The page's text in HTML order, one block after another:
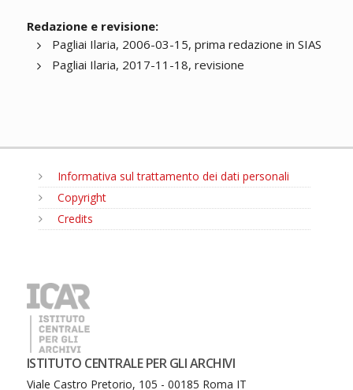
Redazione e revisione:
Pagliai Ilaria, 2006-03-15, prima redazione in SIAS
Pagliai Ilaria, 2017-11-18, revisione
Informativa sul trattamento dei dati personali
Copyright
Credits
ISTITUTO CENTRALE PER GLI ARCHIVI
Viale Castro Pretorio, 105 - 00185 Roma IT